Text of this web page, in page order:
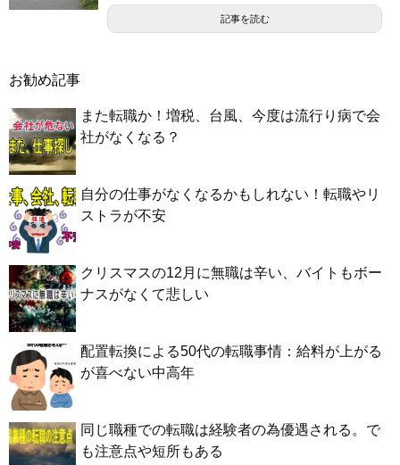
記事を読む
お勧め記事
また転職か！増税、台風、今度は流行り病で会
社がなくなる？
自分の仕事がなくなるかもしれない！転職やリ
ストラが不安
クリスマスの12月に無職は辛い、バイトもボー
ナスがなくて悲しい
配置転換による50代の転職事情：給料が上がる
が喜べない中高年
同じ職種での転職は経験者の為優遇される。で
も注意点や短所もある